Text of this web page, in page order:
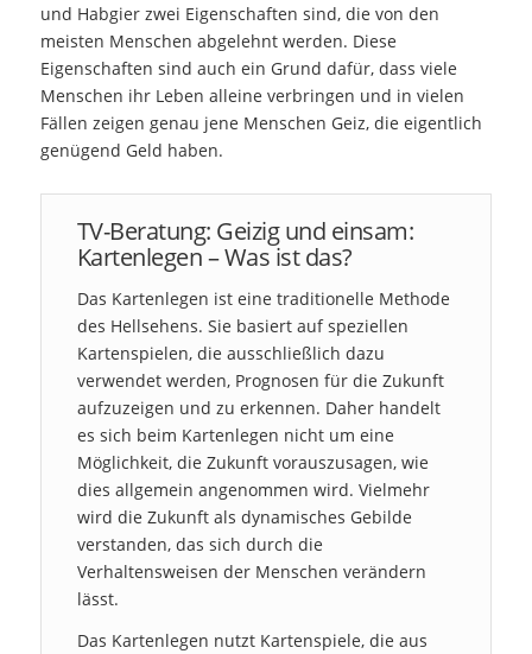
und Habgier zwei Eigenschaften sind, die von den
meisten Menschen abgelehnt werden. Diese
Eigenschaften sind auch ein Grund dafür, dass viele
Menschen ihr Leben alleine verbringen und in vielen
Fällen zeigen genau jene Menschen Geiz, die eigentlich
genügend Geld haben.
TV-Beratung: Geizig und einsam:
Kartenlegen – Was ist das?
Das Kartenlegen ist eine traditionelle Methode
des Hellsehens. Sie basiert auf speziellen
Kartenspielen, die ausschließlich dazu
verwendet werden, Prognosen für die Zukunft
aufzuzeigen und zu erkennen. Daher handelt
es sich beim Kartenlegen nicht um eine
Möglichkeit, die Zukunft vorauszusagen, wie
dies allgemein angenommen wird. Vielmehr
wird die Zukunft als dynamisches Gebilde
verstanden, das sich durch die
Verhaltensweisen der Menschen verändern
lässt.
Das Kartenlegen nutzt Kartenspiele, die aus